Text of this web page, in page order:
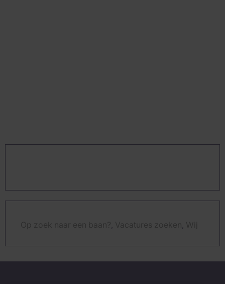
en op verschillende locaties. Vind uw volgende
carrièrestap.